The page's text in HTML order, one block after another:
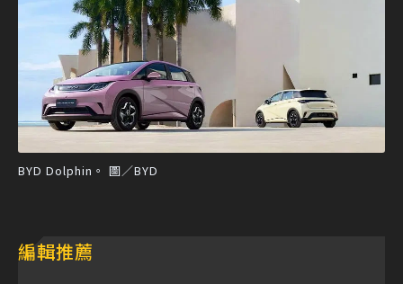
BYD Dolphin。 圖／BYD
編輯推薦